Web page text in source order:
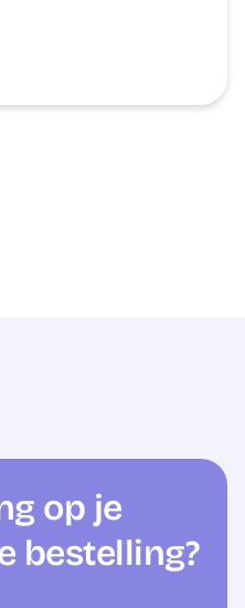
op je
bestelling?